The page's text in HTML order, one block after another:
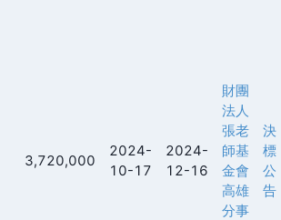
3,720,000
2024-
10-17
2024-
12-16
財團
法人
張老
師基
金會
高雄
分事
決
標
公
告